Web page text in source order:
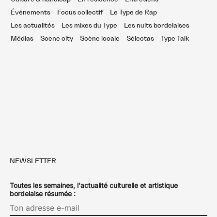
Événements
Focus collectif
Le Type de Rap
Les actualités
Les mixes du Type
Les nuits bordelaises
Médias
Scene city Scène locale Sélectas Type Talk
NEWSLETTER
Toutes les semaines, l'actualité culturelle et artistique
bordelaise résumée :